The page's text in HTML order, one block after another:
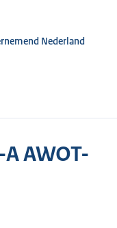
Nederland
AWOT-